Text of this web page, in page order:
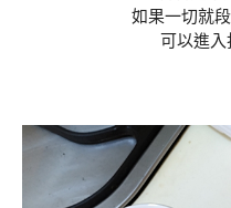
如果一切就
可以進入